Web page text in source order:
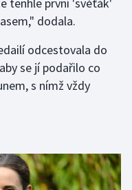
tenhle první 'svěťák'
dodala.
odcestovala do
se jí podařilo co
s nímž vždy